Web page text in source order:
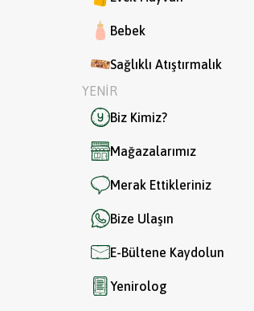
Bebek
Sağlıklı Atıştırmalık
YENİR
Biz Kimiz?
Mağazalarımız
Merak Ettikleriniz
Bize Ulaşın
E-Bültene Kaydolun
Yenirolog